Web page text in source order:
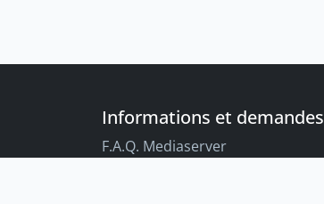
Informations et demandes
F.A.Q. Mediaserver